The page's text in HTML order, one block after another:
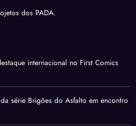
dos PADA.
internacional no First Comics
série Brigões do Asfalto em encontro